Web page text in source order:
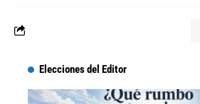
Elecciones del Editor